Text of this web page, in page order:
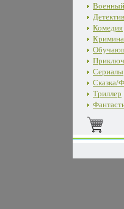
Военный
Детектив
Комедия
Сериалы
Сказка/
Триллер